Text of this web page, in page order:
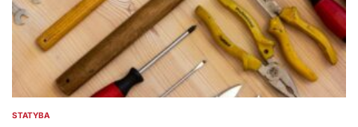
POSTED
STATYBA